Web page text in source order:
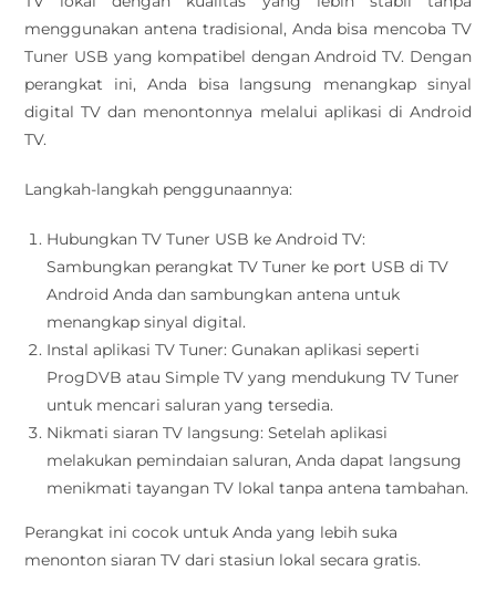
menggunakan antena tradisional, Anda bisa mencoba TV
Tuner USB yang kompatibel dengan Android TV. Dengan
perangkat ini, Anda bisa langsung menangkap sinyal
digital TV dan menontonnya melalui aplikasi di Android
TV.
Langkah-langkah penggunaannya:
Hubungkan TV Tuner USB ke Android TV:
Sambungkan perangkat TV Tuner ke port USB di TV
Android Anda dan sambungkan antena untuk
menangkap sinyal digital.
Instal aplikasi TV Tuner: Gunakan aplikasi seperti
ProgDVB atau Simple TV yang mendukung TV Tuner
untuk mencari saluran yang tersedia.
Nikmati siaran TV langsung: Setelah aplikasi
melakukan pemindaian saluran, Anda dapat langsung
menikmati tayangan TV lokal tanpa antena tambahan.
Perangkat ini cocok untuk Anda yang lebih suka
menonton siaran TV dari stasiun lokal secara gratis.